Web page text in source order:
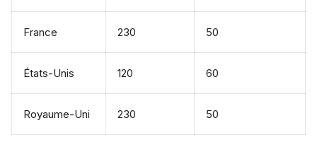
France 230 50
États-Unis 120 60
Royaume-Uni 230 50